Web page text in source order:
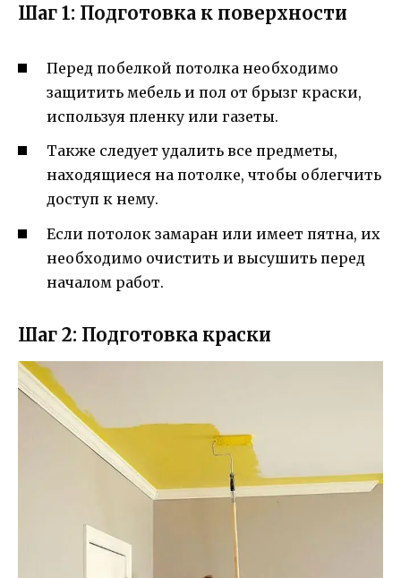
Шаг 1: Подготовка к поверхности
Перед побелкой потолка необходимо
защитить мебель и пол от брызг краски,
используя пленку или газеты.
Также следует удалить все предметы,
находящиеся на потолке, чтобы облегчить
доступ к нему.
Если потолок замаран или имеет пятна, их
необходимо очистить и высушить перед
началом работ.
Шаг 2: Подготовка краски